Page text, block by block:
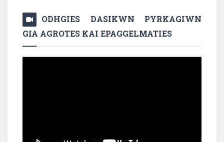
ODHGIES DASIKWN PYRKAGIWN
GIA AGROTES KAI EPAGGELMATIES